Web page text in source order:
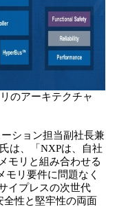
のアーキテクチャ
ション担当副社長兼
は、「NXPは、自社
モリと組み合わせる
モリ要件に問題なく
イプレスの次世代
全性と堅牢性の両面